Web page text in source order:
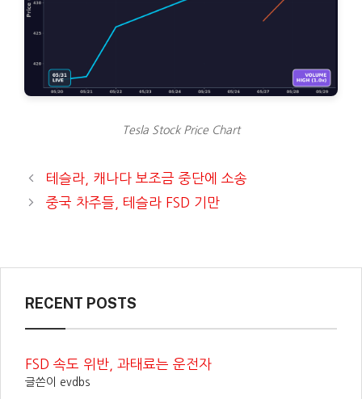
Tesla Stock Price Chart
테슬라, 캐나다 보조금 중단에 소송
중국 차주들, 테슬라 FSD 기만
RECENT POSTS
FSD 속도 위반, 과태료는 운전자
글쓴이 evdbs